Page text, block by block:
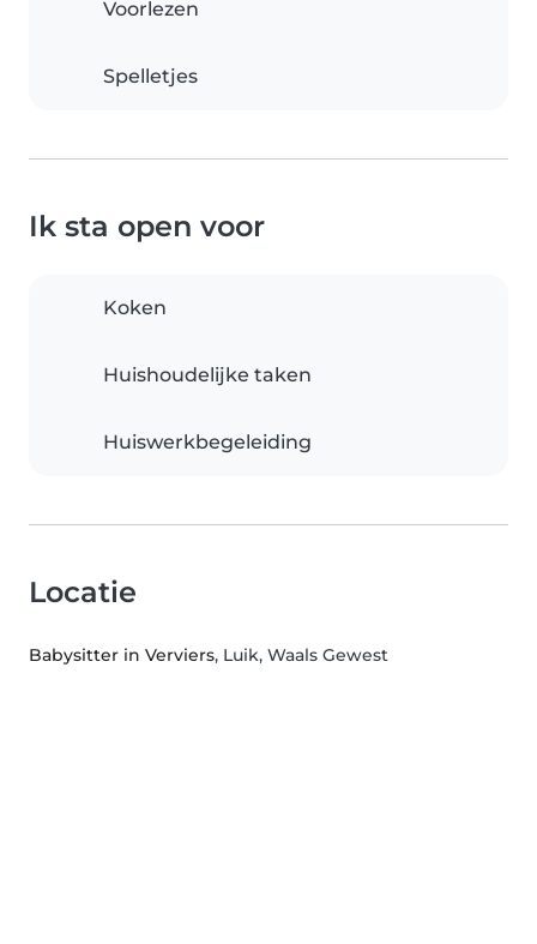
Voorlezen
Spelletjes
Ik sta open voor
Koken
Huishoudelijke taken
Huiswerkbegeleiding
Locatie
Babysitter in Verviers, Luik, Waals Gewest